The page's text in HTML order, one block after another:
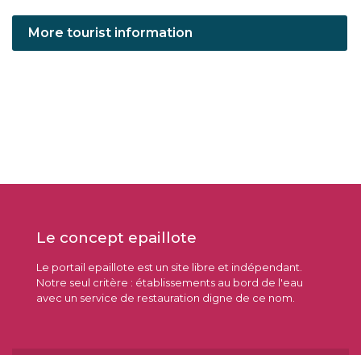
More tourist information
Le concept epaillote
Le portail epaillote est un site libre et indépendant.
Notre seul critère : établissements au bord de l'eau
avec un service de restauration digne de ce nom.